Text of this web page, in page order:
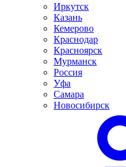
Иркутск
Казань
Кемерово
Краснодар
Красноярск
Мурманск
Россия
Уфа
Самара
Новосибирск